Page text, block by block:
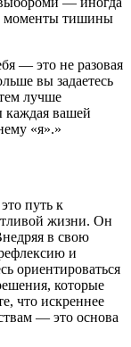
моменты тишины
— это не разовая
вы задаетесь
лучше
каждая вашей
«я».»
путь к
жизни. Он
в свою
и
ориентироваться
которые
что искреннее
— это основа